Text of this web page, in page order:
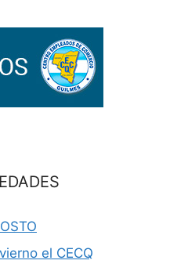
el CECQ